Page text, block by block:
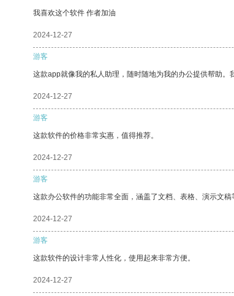
我喜欢这个软件 作者加油
2024-12-27
游客
这款app就像我的私人助理，随时随地为我的办公提供帮助。
2024-12-27
游客
这款软件的价格非常实惠，值得推荐。
2024-12-27
游客
这款办公软件的功能非常全面，涵盖了文档、表格、演示文
2024-12-27
游客
这款软件的设计非常人性化，使用起来非常方便。
2024-12-27